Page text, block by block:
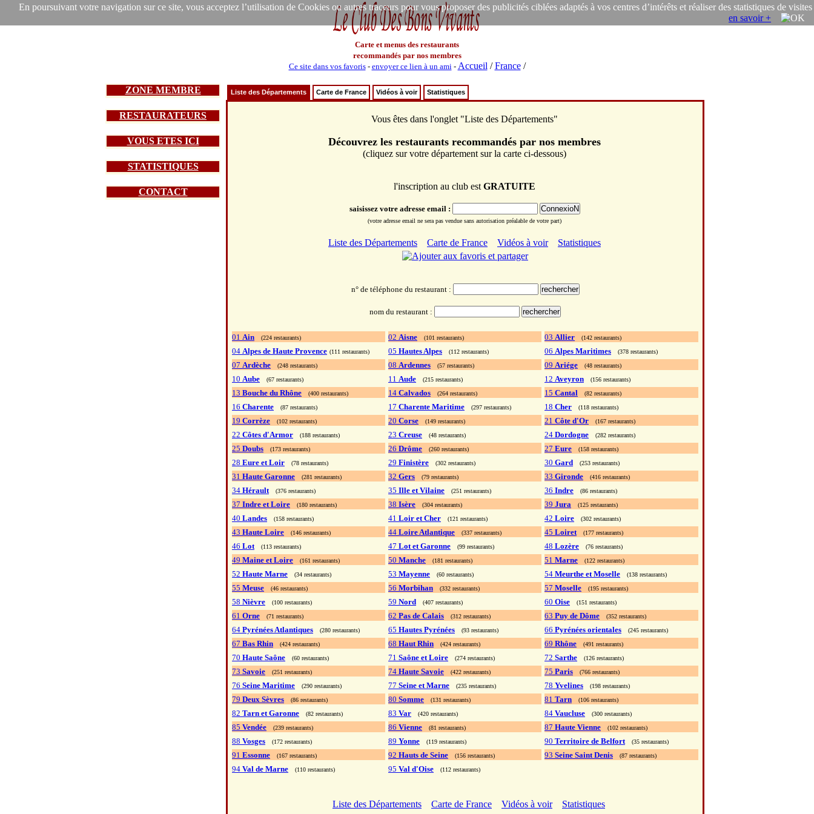
En poursuivant votre navigation sur ce site, vous acceptez l’utilisation de Cookies ou autres traceurs pour vous proposer des publicités ciblées adaptés à vos centres d’intérêts et réaliser des statistiques de visites
en savoir +
Carte et menus des restaurants
recommandés par nos membres
Ce site dans vos favoris- envoyer ce lien à un ami- Accueil /France/
ZONE MEMBRE
RESTAURATEURS
VOUS ETES ICI
STATISTIQUES
CONTACT
Liste des Départements Carte de France Vidéos à voir Statistiques
Vous êtes dans l'onglet "Liste des Départements"
Découvrez les restaurants recommandés par nos membres
(cliquez sur votre département sur la carte ci-dessous)
l'inscription au club est GRATUITE
saisissez votre adresse email :
(votre adresse email ne sera pas vendue sans autorisation préalable de votre part)
Liste des Départements Carte de France Vidéos à voir Statistiques
n° de téléphone du restaurant :
nom du restaurant :
01 Ain (224 restaurants) 02 Aisne (101 restaurants) 03 Allier (142 restaurants)
04 Alpes de Haute Provence (111 restaurants) 05 Hautes Alpes (112 restaurants) 06 Alpes Maritimes (378 restaurants)
07 Ardèche (248 restaurants) 08 Ardennes (57 restaurants) 09 Ariége (48 restaurants)
10 Aube (67 restaurants) 11 Aude (215 restaurants) 12 Aveyron (156 restaurants)
13 Bouche du Rhône (400 restaurants) 14 Calvados (264 restaurants) 15 Cantal (82 restaurants)
16 Charente (87 restaurants) 17 Charente Maritime (297 restaurants) 18 Cher (118 restaurants)
19 Corrèze (102 restaurants) 20 Corse (149 restaurants) 21 Côte d'Or (167 restaurants)
22 Côtes d'Armor (188 restaurants) 23 Creuse (48 restaurants) 24 Dordogne (282 restaurants)
25 Doubs (173 restaurants) 26 Drôme (260 restaurants) 27 Eure (158 restaurants)
28 Eure et Loir (78 restaurants) 29 Finistère (302 restaurants) 30 Gard (253 restaurants)
31 Haute Garonne (281 restaurants) 32 Gers (79 restaurants) 33 Gironde (416 restaurants)
34 Hérault (376 restaurants) 35 Ille et Vilaine (251 restaurants) 36 Indre (86 restaurants)
37 Indre et Loire (180 restaurants) 38 Isère (304 restaurants) 39 Jura (125 restaurants)
40 Landes (158 restaurants) 41 Loir et Cher (121 restaurants) 42 Loire (302 restaurants)
43 Haute Loire (146 restaurants) 44 Loire Atlantique (337 restaurants) 45 Loiret (177 restaurants)
46 Lot (113 restaurants) 47 Lot et Garonne (99 restaurants) 48 Lozère (76 restaurants)
49 Maine et Loire (161 restaurants) 50 Manche (181 restaurants) 51 Marne (122 restaurants)
52 Haute Marne (34 restaurants) 53 Mayenne (60 restaurants) 54 Meurthe et Moselle (138 restaurants)
55 Meuse (46 restaurants) 56 Morbihan (332 restaurants) 57 Moselle (195 restaurants)
58 Nièvre (100 restaurants) 59 Nord (407 restaurants) 60 Oise (151 restaurants)
61 Orne (71 restaurants) 62 Pas de Calais (312 restaurants) 63 Puy de Dôme (352 restaurants)
64 Pyrénées Atlantiques (280 restaurants) 65 Hautes Pyrénées (93 restaurants) 66 Pyrénées orientales (245 restaurants)
67 Bas Rhin (424 restaurants) 68 Haut Rhin (424 restaurants) 69 Rhône (491 restaurants)
70 Haute Saône (60 restaurants) 71 Saône et Loire (274 restaurants) 72 Sarthe (126 restaurants)
73 Savoie (251 restaurants) 74 Haute Savoie (422 restaurants) 75 Paris (766 restaurants)
76 Seine Maritime (290 restaurants) 77 Seine et Marne (235 restaurants) 78 Yvelines (198 restaurants)
79 Deux Sèvres (86 restaurants) 80 Somme (131 restaurants) 81 Tarn (106 restaurants)
82 Tarn et Garonne (82 restaurants) 83 Var (420 restaurants) 84 Vaucluse (300 restaurants)
85 Vendée (239 restaurants) 86 Vienne (81 restaurants) 87 Haute Vienne (102 restaurants)
88 Vosges (172 restaurants) 89 Yonne (119 restaurants) 90 Territoire de Belfort (35 restaurants)
91 Essonne (167 restaurants) 92 Hauts de Seine (156 restaurants) 93 Seine Saint Denis (87 restaurants)
94 Val de Marne (110 restaurants) 95 Val d'Oise (112 restaurants)
Liste des Départements Carte de France Vidéos à voir Statistiques